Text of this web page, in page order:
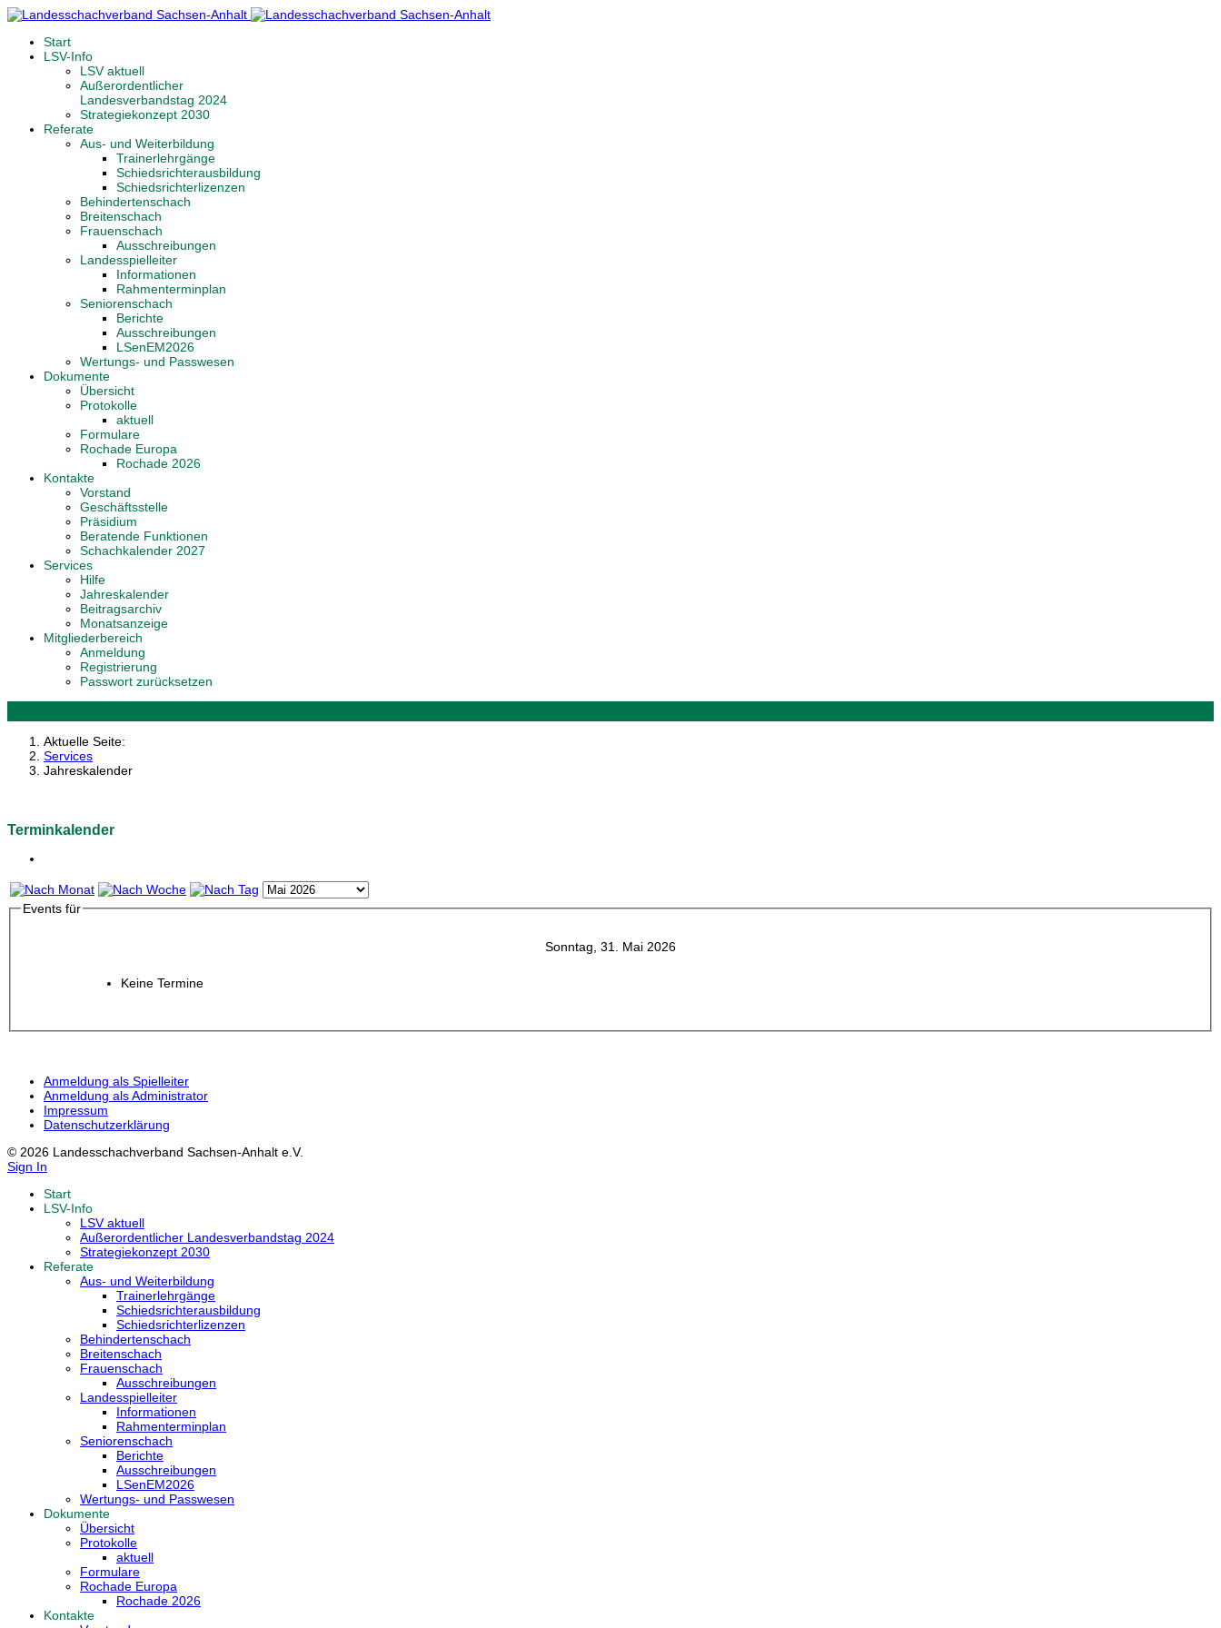
Start
LSV-Info
LSV aktuell
Außerordentlicher
Landesverbandstag 2024
Strategiekonzept 2030
Referate
Aus- und Weiterbildung
Trainerlehrgänge
Schiedsrichterausbildung
Schiedsrichterlizenzen
Behindertenschach
Breitenschach
Frauenschach
Ausschreibungen
Landesspielleiter
Informationen
Rahmenterminplan
Seniorenschach
Berichte
Ausschreibungen
LSenEM2026
Wertungs- und Passwesen
Dokumente
Übersicht
Protokolle
aktuell
Formulare
Rochade Europa
Rochade 2026
Kontakte
Vorstand
Geschäftsstelle
Präsidium
Beratende Funktionen
Schachkalender 2027
Services
Hilfe
Jahreskalender
Beitragsarchiv
Monatsanzeige
Mitgliederbereich
Anmeldung
Registrierung
Passwort zurücksetzen
Aktuelle Seite:
Services
Jahreskalender
Terminkalender
Events für
Sonntag, 31. Mai 2026
Keine Termine
Anmeldung als Spielleiter
Anmeldung als Administrator
Impressum
Datenschutzerklärung
© 2026 Landesschachverband Sachsen-Anhalt e.V.
Sign In
Start
LSV-Info
LSV aktuell
Außerordentlicher Landesverbandstag 2024
Strategiekonzept 2030
Referate
Aus- und Weiterbildung
Trainerlehrgänge
Schiedsrichterausbildung
Schiedsrichterlizenzen
Behindertenschach
Breitenschach
Frauenschach
Ausschreibungen
Landesspielleiter
Informationen
Rahmenterminplan
Seniorenschach
Berichte
Ausschreibungen
LSenEM2026
Wertungs- und Passwesen
Dokumente
Übersicht
Protokolle
aktuell
Formulare
Rochade Europa
Rochade 2026
Kontakte